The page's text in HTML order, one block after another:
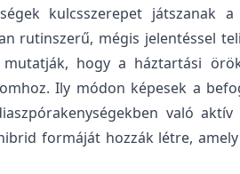
kulcsszerepet játszanak
rutinszerű, mégis jelentéssel
hogy a háztartási
Ily módon képesek a
való
formáját hozzák létre,